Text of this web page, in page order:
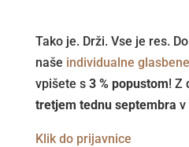
Tako je. Drži. Vse je res.
naše individualne
vpišete s 3 % popustom! Z
tretjem tednu septembra v
Klik do prijavnice